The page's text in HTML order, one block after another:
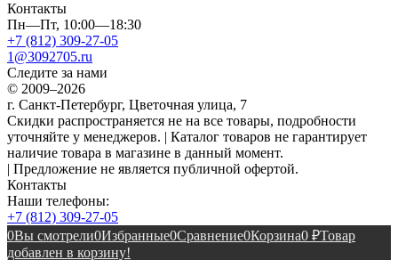
Контакты
Пн—Пт, 10:00—18:30
+7 (812) 309-27-05
1@3092705.ru
Следите за нами
© 2009–2026
г. Санкт-Петербург, Цветочная улица, 7
Скидки распространяется не на все товары, подробности
уточняйте у менеджеров. | Каталог товаров не гарантирует
наличие товара в магазине в данный момент.
| Предложение не является публичной офертой.
Контакты
Наши телефоны:
+7 (812) 309-27-05
0Вы смотрели0Избранные0Сравнение0Корзина0 ₽Товар
добавлен в корзину!